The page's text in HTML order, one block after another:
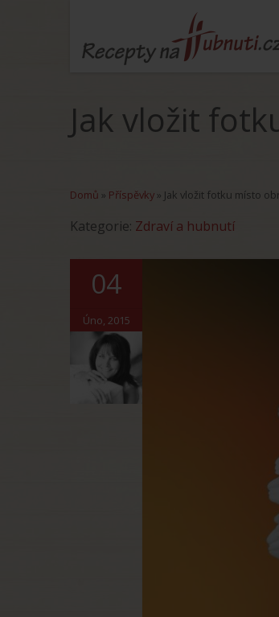
Jak vložit
Domů » Příspěvky » Jak vložit fotku místo
Kategorie: Zdraví a hubnutí
04
Úno, 2015